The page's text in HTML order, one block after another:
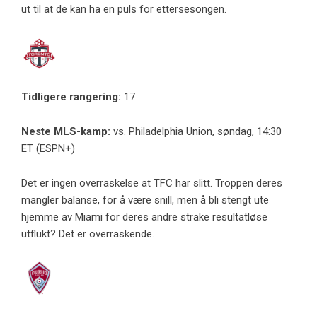
ut til at de kan ha en puls for ettersesongen.
Tidligere rangering: 17
Neste MLS-kamp: vs. Philadelphia Union, søndag, 14:30
ET (ESPN+)
Det er ingen overraskelse at TFC har slitt. Troppen deres
mangler balanse, for å være snill, men å bli stengt ute
hjemme av Miami for deres andre strake resultatløse
utflukt? Det er overraskende.